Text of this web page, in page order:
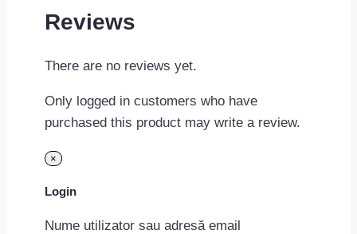
Reviews
There are no reviews yet.
Only logged in customers who have
purchased this product may write a review.
×
Login
Nume utilizator sau adresă email